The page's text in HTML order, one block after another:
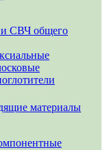
СВЧ общего
материалы